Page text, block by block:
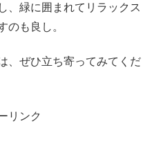
、緑に囲まれてリラックス
のも良し。
、ぜひ立ち寄ってみてくだ
リンク